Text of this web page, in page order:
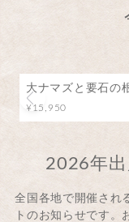
大ナマズと要石の
¥15,950
2026年
全国各地で開催され
トのお知らせです